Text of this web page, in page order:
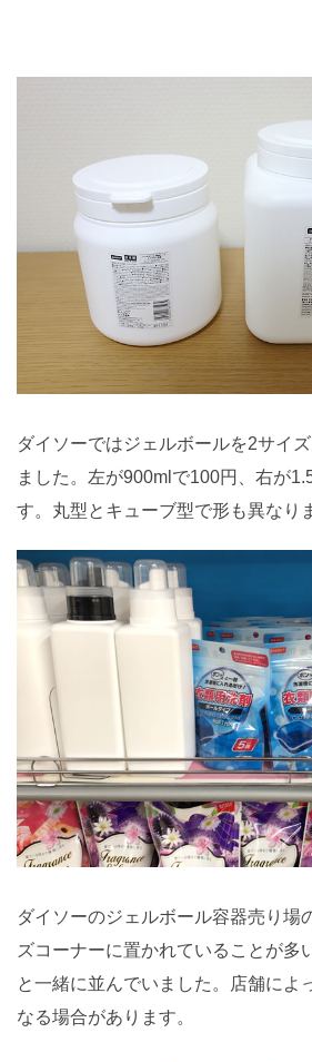
ダイソーではジェルボールを2サイ
ました。左が900mlで100円、右が
す。丸型とキューブ型で形も異なり
ダイソーのジェルボール容器売り場
ズコーナーに置かれていることが多
と一緒に並んでいました。店舗によ
なる場合があります。